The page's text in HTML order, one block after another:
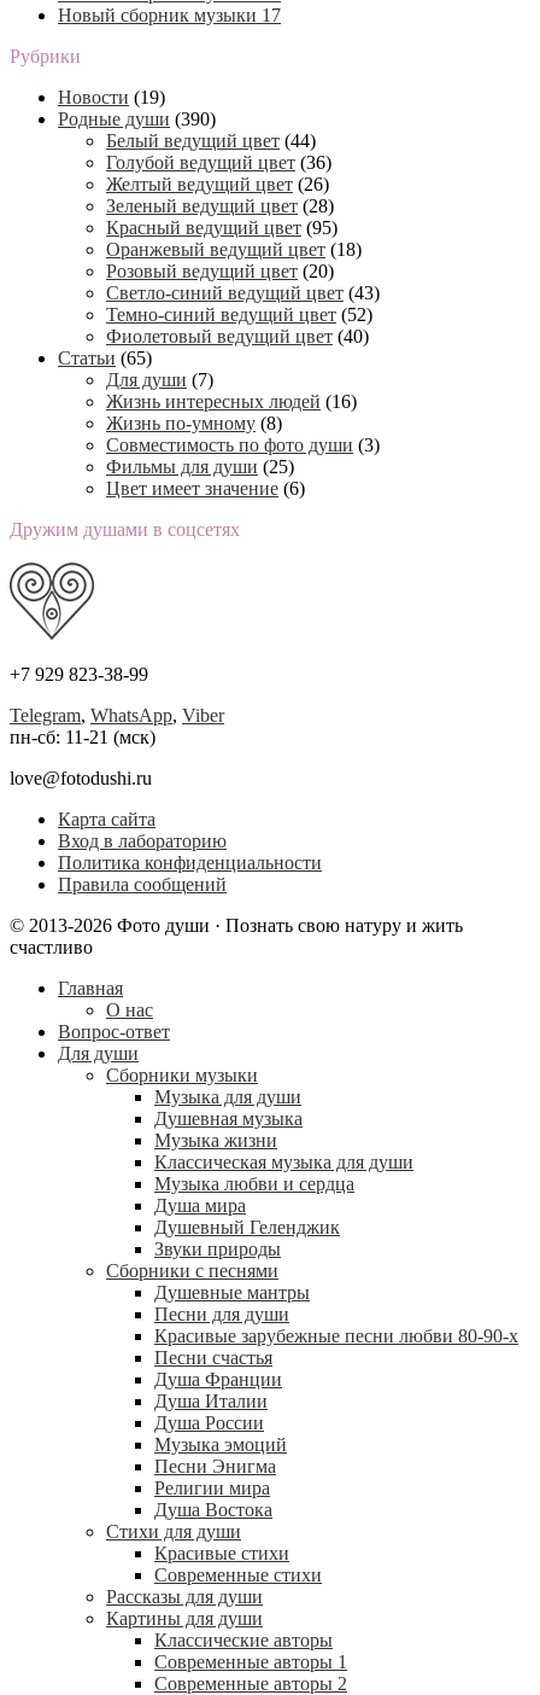
Новый сборник музыки 17
Рубрики
Новости (19)
Родные души (390)
Белый ведущий цвет (44)
Голубой ведущий цвет (36)
Желтый ведущий цвет (26)
Зеленый ведущий цвет (28)
Красный ведущий цвет (95)
Оранжевый ведущий цвет (18)
Розовый ведущий цвет (20)
Светло-синий ведущий цвет (43)
Темно-синий ведущий цвет (52)
Фиолетовый ведущий цвет (40)
Статьи (65)
Для души (7)
Жизнь интересных людей (16)
Жизнь по-умному (8)
Совместимость по фото души (3)
Фильмы для души (25)
Цвет имеет значение (6)
Дружим душами в соцсетях
+7 929 823-38-99
Telegram, WhatsApp, Viber
пн-сб: 11-21 (мск)
love@fotodushi.ru
Карта сайта
Вход в лабораторию
Политика конфиденциальности
Правила сообщений
© 2013-2026 Фото души · Познать свою натуру и жить
счастливо
Главная
О нас
Вопрос-ответ
Для души
Сборники музыки
Музыка для души
Душевная музыка
Музыка жизни
Классическая музыка для души
Музыка любви и сердца
Душа мира
Душевный Геленджик
Звуки природы
Сборники с песнями
Душевные мантры
Песни для души
Красивые зарубежные песни любви 80-90-х
Песни счастья
Душа Франции
Душа Италии
Душа России
Музыка эмоций
Песни Энигма
Религии мира
Душа Востока
Стихи для души
Красивые стихи
Современные стихи
Рассказы для души
Картины для души
Классические авторы
Современные авторы 1
Современные авторы 2